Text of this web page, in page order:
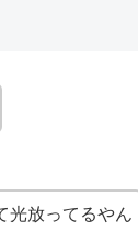
光放ってるやん